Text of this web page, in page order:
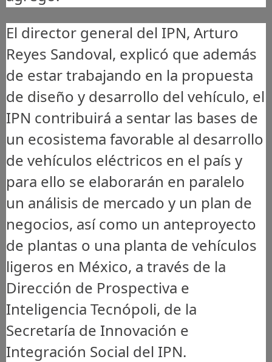
El director general del IPN, Arturo
Reyes Sandoval, explicó que además
de estar trabajando en la propuesta
de diseño y desarrollo del vehículo, el
IPN contribuirá a sentar las bases de
un ecosistema favorable al desarrollo
de vehículos eléctricos en el país y
para ello se elaborarán en paralelo
un análisis de mercado y un plan de
negocios, así como un anteproyecto
de plantas o una planta de vehículos
ligeros en México, a través de la
Dirección de Prospectiva e
Inteligencia Tecnópoli, de la
Secretaría de Innovación e
Integración Social del IPN.